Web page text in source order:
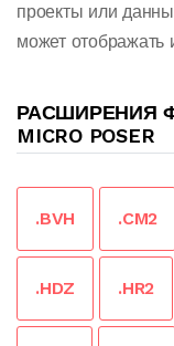
проекты или
может отображать
РАСШИРЕНИЯ
MICRO POSER
.BVH .CM2
.HDZ .HR2